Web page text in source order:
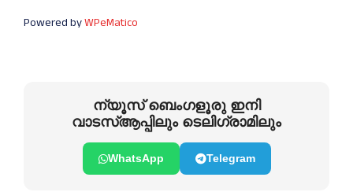
Powered byWPeMatico
ന്യൂസ് ബെംഗളൂരു ഇനി
വാടസ്ആപ്പിലും ടെലിഗ്രാമിലും
WhatsApp Telegram